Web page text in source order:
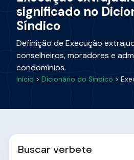
significado no
Síndico
Definição de Execução
conselheiros, moradores e
condomínios.
Início > Dicionário do Síndico >
Buscar verbete